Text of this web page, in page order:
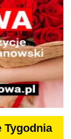
Tygodnia